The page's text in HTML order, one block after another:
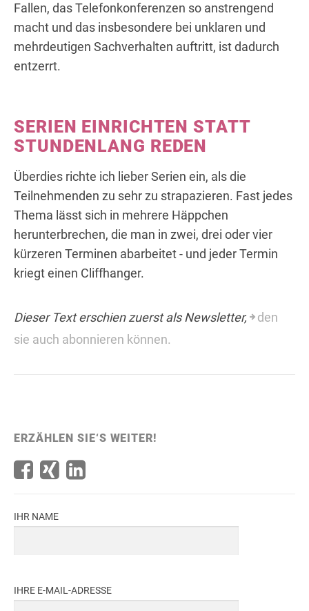
Fallen, das Telefonkonferenzen so anstrengend
macht und das insbesondere bei unklaren und
mehrdeutigen Sachverhalten auftritt, ist dadurch
entzerrt.
SERIEN EINRICHTEN STATT
STUNDENLANG REDEN
Überdies richte ich lieber Serien ein, als die
Teilnehmenden zu sehr zu strapazieren. Fast jedes
Thema lässt sich in mehrere Häppchen
herunterbrechen, die man in zwei, drei oder vier
kürzeren Terminen abarbeitet - und jeder Termin
kriegt einen Cliffhanger.
Dieser Text erschien zuerst als Newsletter,
den
sie auch abonnieren können.
ERZÄHLEN SIE‘S WEITER!
IHR NAME
IHRE E-MAIL-ADRESSE